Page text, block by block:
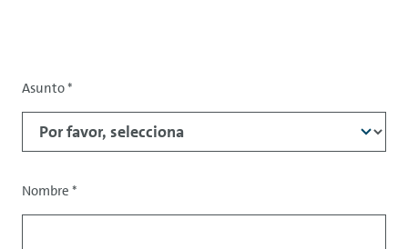
Asunto
Asunto*
Tratamiento
Nombre *